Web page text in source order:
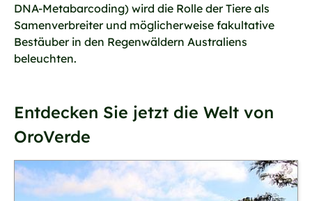
DNA-Metabarcoding) wird die Rolle der Tiere als
Samenverbreiter und möglicherweise fakultative
Bestäuber in den Regenwäldern Australiens
beleuchten.
Entdecken Sie jetzt die Welt von
OroVerde